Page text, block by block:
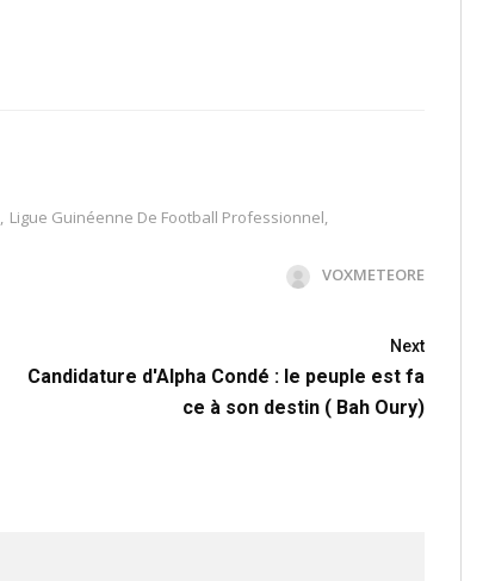
, Ligue Guinéenne De Football Professionnel,
VOXMETEORE
Next
Candidature d'Alpha Condé : le peuple est fa
ce à son destin ( Bah Oury)